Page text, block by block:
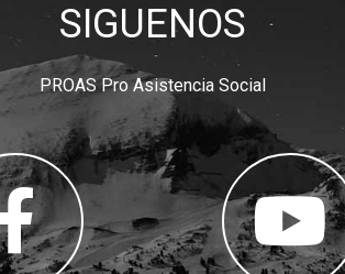
SIGUENOS
PROAS Pro Asistencia Social